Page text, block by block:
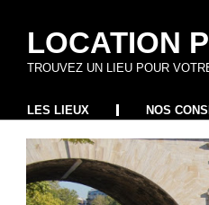
LOCATION
TROUVEZ UN LIEU POUR
LES LIEUX NOS